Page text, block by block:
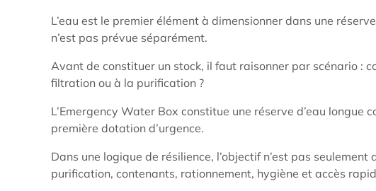
L’eau est le premier élément à dimensionner dans une
n’est pas prévue séparément.
Avant de constituer un stock, il faut raisonner par scénario :
filtration ou à la purification ?
L’Emergency Water Box constitue une réserve d’eau
première dotation d’urgence.
Dans une logique de résilience, l’objectif n’est pas
purification, contenants, rationnement, hygiène et accès